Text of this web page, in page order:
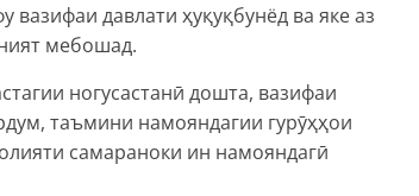
давлати ҳуқуқбунёд ва яке аз
мебошад.
ногусастанӣ дошта, вазифаи
таъмини намояндагии гурӯҳҳои
самараноки ин намояндагӣ